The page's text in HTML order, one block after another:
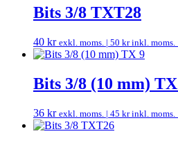
Bits 3/8 TXT28
40 kr exkl. moms. | 50 krinkl. moms.
Bits 3/8 (10 mm)
36 kr exkl. moms. | 45 krinkl. moms.